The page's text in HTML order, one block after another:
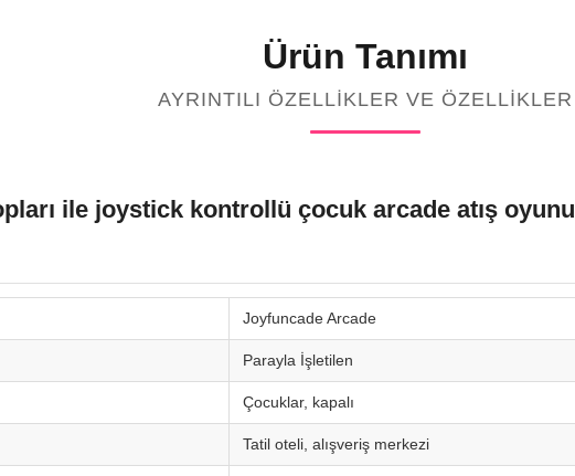
Ürün Tanımı
AYRINTILI ÖZELLIKLER VE ÖZELLIKLER
ile joystick kontrollü çocuk arcade atış oyunu
Joyfuncade Arcade
Parayla İşletilen
Çocuklar, kapalı
Tatil oteli, alışveriş merkezi